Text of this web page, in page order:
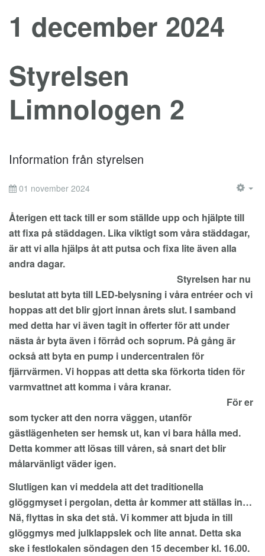
1 december 2024
Styrelsen
Limnologen 2
Information från styrelsen
01 november 2024
Återigen ett tack till er som ställde upp och hjälpte till
att fixa på städdagen. Lika viktigt som våra städdagar,
är att vi alla hjälps åt att putsa och fixa lite även alla
andra dagar.
Styrelsen har nu
beslutat att byta till LED-belysning i våra entréer och vi
hoppas att det blir gjort innan årets slut. I samband
med detta har vi även tagit in offerter för att under
nästa år byta även i förråd och soprum. På gång är
också att byta en pump i undercentralen för
fjärrvärmen. Vi hoppas att detta ska förkorta tiden för
varmvattnet att komma i våra kranar.
För er
som tycker att den norra väggen, utanför
gästlägenheten ser hemsk ut, kan vi bara hålla med.
Detta kommer att lösas till våren, så snart det blir
målarvänligt väder igen.
Slutligen kan vi meddela att det traditionella
glöggmyset i pergolan, detta år kommer att ställas in…
Nä, flyttas in ska det stå. Vi kommer att bjuda in till
glöggmys med julklappslek och lite annat. Detta ska
ske i festlokalen söndagen den 15 december kl. 16.00.